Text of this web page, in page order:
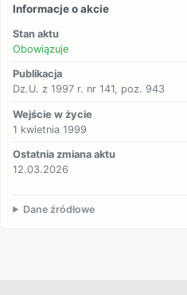
Informacje o akcie
Stan aktu
Obowiązuje
Publikacja
Dz.U. z 1997 r. nr 141, poz. 943
Wejście w życie
1 kwietnia 1999
Ostatnia zmiana aktu
12.03.2026
Dane źródłowe